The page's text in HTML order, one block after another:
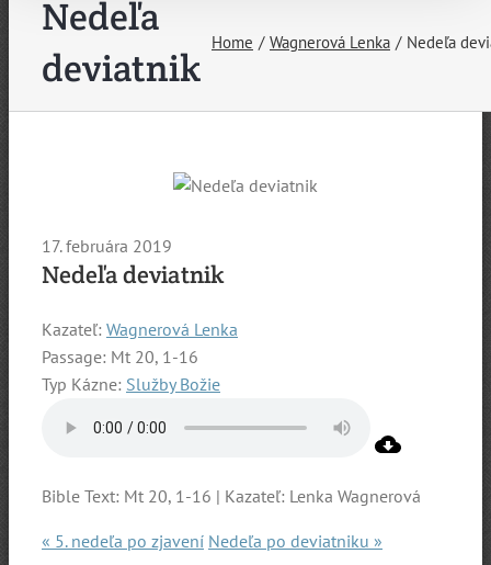
Nedeľa
deviatnik
Home Wagnerová Lenka Nedeľa
17. februára 2019
Nedeľa deviatnik
Kazateľ: Wagnerová Lenka
Passage: Mt 20, 1-16
Typ Kázne: Služby Božie
Bible Text: Mt 20, 1-16 | Kazateľ: Lenka Wagnerová
« 5. nedeľa po zjavení Nedeľa po deviatniku »